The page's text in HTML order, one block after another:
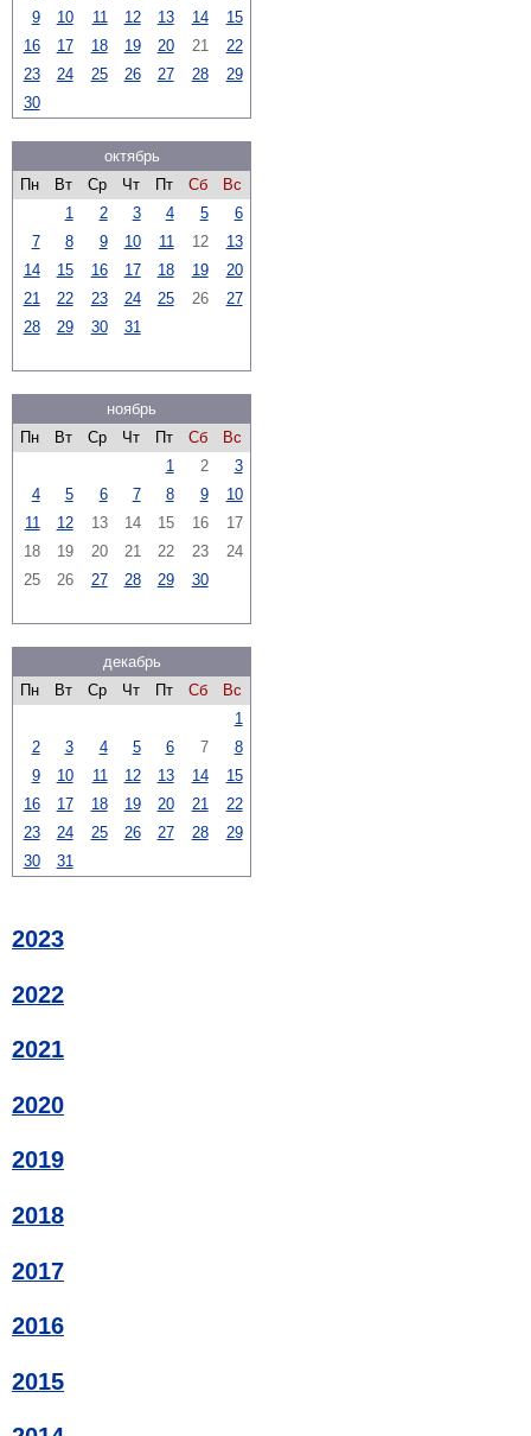
9
10 11 12 13 14
15
16
17 18 19 20 21
22
23
24 25 26 27 28
29
30
октябрь
Пн
Вт Ср Чт Пт Сб
Вс
1
2 3 4 5
6
7
8 9 10 11 12
13
14
15 16 17 18 19
20
21
22 23 24 25 26
27
28
29 30 31
ноябрь
Пн
Вт Ср Чт Пт Сб
Вс
1
2
3
4
5 6 7 8 9
10
11
12 13 14 15 16
17
18
19 20 21 22 23
24
25
26 27 28 29 30
декабрь
Пн
Вт Ср Чт Пт Сб
Вс
1
2
3 4 5 6 7
8
9
10 11 12 13 14
15
16
17 18 19 20 21
22
23
24 25 26 27 28
29
30
31
2023
2022
2021
2020
2019
2018
2017
2016
2015